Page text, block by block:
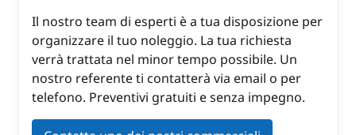
Il nostro team di esperti è a tua disposizione per
organizzare il tuo noleggio. La tua richiesta
verrà trattata nel minor tempo possibile. Un
nostro referente ti contatterà via email o per
telefono. Preventivi gratuiti e senza impegno.